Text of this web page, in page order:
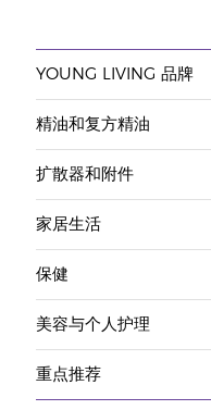
YOUNG LIVING 品牌
精油和复方精油
扩散器和附件
家居生活
保健
美容与个人护理
重点推荐